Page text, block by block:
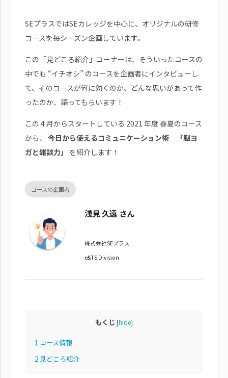
SEプラスではSEカレッジを中心に、オリジナルの研修
コースを毎シーズン企画しています。
この「見どころ紹介」コーナーは、そういったコースの
中でも “イチオシ” のコースを企画者にインタビューし
て、そのコースが何に効くのか、どんな思いがあって作
ったのか、語ってもらいます！
この 4 月からスタートしている 2021 年度 春夏のコース
から、 今日から使えるコミュニケーション術 「脳ヨ
ガと雑談力」
を紹介します！
コースの企画者
浅見 久遠 さん
株式会社SEプラス
e&TS Division
もくじ [hide]
1 コース情報
2見どころ紹介